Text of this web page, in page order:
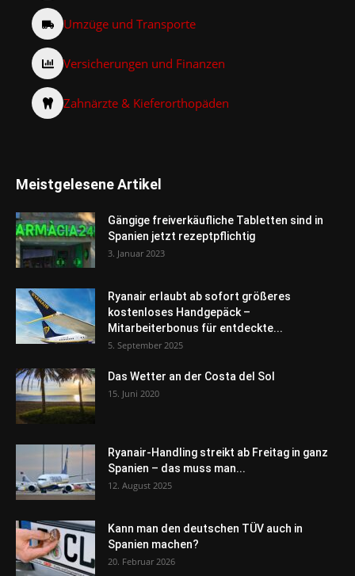
Umzüge und Transporte
Versicherungen und Finanzen
Zahnärzte & Kieferorthopäden
Meistgelesene Artikel
Gängige freiverkäufliche Tabletten sind in
Spanien jetzt rezeptpflichtig
3. Januar 2023
Ryanair erlaubt ab sofort größeres
kostenloses Handgepäck –
Mitarbeiterbonus für entdeckte...
5. September 2025
Das Wetter an der Costa del Sol
15. Juni 2020
Ryanair-Handling streikt ab Freitag in ganz
Spanien – das muss man...
12. August 2025
Kann man den deutschen TÜV auch in
Spanien machen?
20. Februar 2026